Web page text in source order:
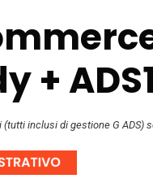
+
(tutti inclusi di gestione G ADS)